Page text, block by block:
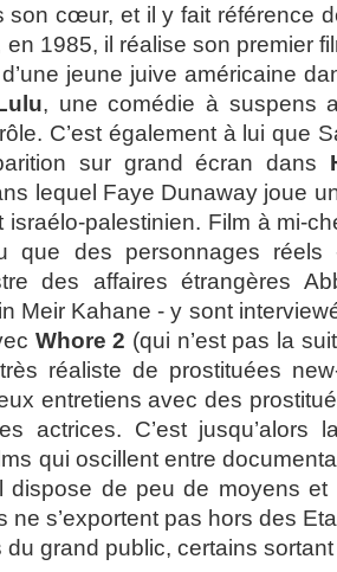
son cœur, et il y fait référence
1985, il réalise son premier
jeune juive américaine
, une comédie à suspens
C’est également à lui que
sur grand écran dans
lequel Faye Dunaway joue
israélo-palestinien. Film à mi-
que des personnages
des affaires étrangères
Meir Kahane - y sont
Whore 2 (qui n’est pas la
réaliste de prostituées
entretiens avec des
actrices. C’est jusqu’alors
qui oscillent entre
dispose de peu de moyens
ne s’exportent pas hors des
grand public, certains